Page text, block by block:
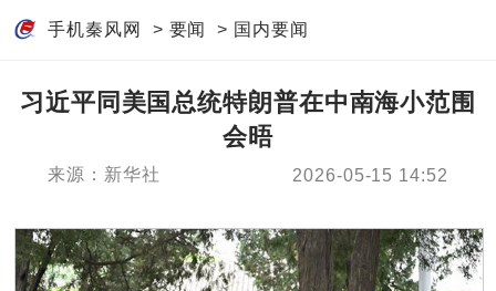
手机秦风网 > 要闻 > 国内要闻
习近平同美国总统特朗普在中南海小范围
会晤
来源：新华社 2026-05-15 14:52